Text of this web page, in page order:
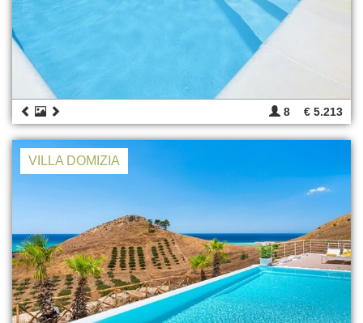
8 € 5.213
VILLA DOMIZIA